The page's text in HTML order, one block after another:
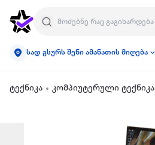
სად გსურს შენი ამანათის მიღება
ტექნიკა კომპიუტერული ტექნიკა